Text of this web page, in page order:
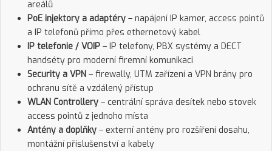
areálů
PoE injektory a adaptéry – napájení IP kamer, access pointů
a IP telefonů přímo přes ethernetový kabel
IP telefonie / VOIP – IP telefony, PBX systémy a DECT
handséty pro moderní firemní komunikaci
Security a VPN – firewally, UTM zařízení a VPN brány pro
ochranu sítě a vzdálený přístup
WLAN Controllery – centrální správa desítek nebo stovek
access pointů z jednoho místa
Antény a doplňky – externí antény pro rozšíření dosahu,
montážní příslušenství a kabely